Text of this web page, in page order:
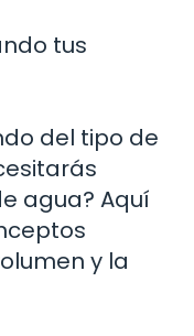
tus
del tipo de
agua? Aquí
y la